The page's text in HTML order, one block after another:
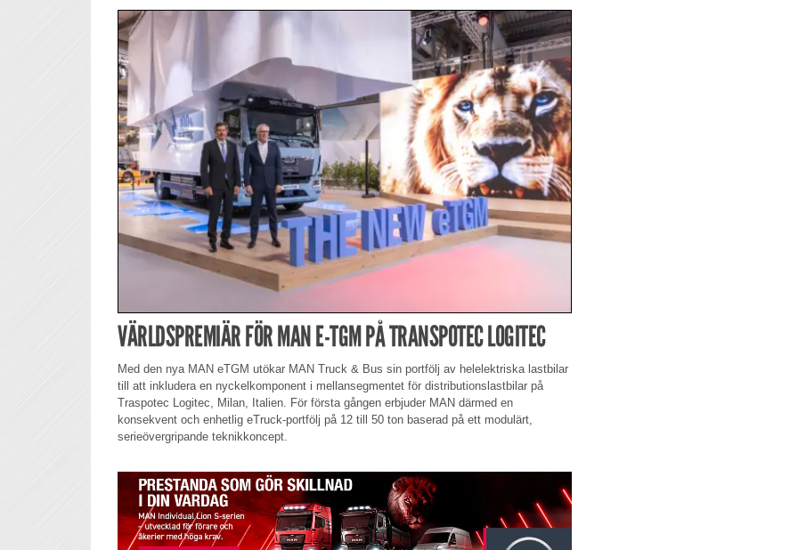
VÄRLDSPREMIÄR FÖR MAN E-TGM PÅ TRANSPOTEC LOGITEC
Med den nya MAN eTGM utökar MAN Truck & Bus sin portfölj av helelektriska lastbilar
till att inkludera en nyckelkomponent i mellansegmentet för distributionslastbilar på
Traspotec Logitec, Milan, Italien. För första gången erbjuder MAN därmed en
konsekvent och enhetlig eTruck-portfölj på 12 till 50 ton baserad på ett modulärt,
serieövergripande teknikkoncept.